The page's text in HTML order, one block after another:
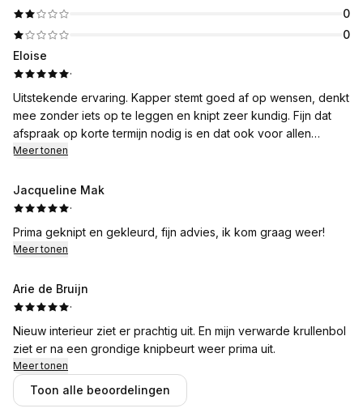
0
0
Eloise
·
Uitstekende ervaring. Kapper stemt goed af op wensen, denkt
mee zonder iets op te leggen en knipt zeer kundig. Fijn dat
afspraak op korte termijn nodig is en dat ook voor allen
knipbeurt terecht kan.
Meer tonen
Jacqueline Mak
·
Prima geknipt en gekleurd, fijn advies, ik kom graag weer!
Meer tonen
Arie de Bruijn
·
Nieuw interieur ziet er prachtig uit. En mijn verwarde krullenbol
ziet er na een grondige knipbeurt weer prima uit.
Meer tonen
Toon alle beoordelingen